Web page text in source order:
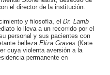
el director de la institución.
y filosofía, el Dr. Lamb
lo lleva a un recorrido por el
personal y sus pacientes con
bellezaEliza Graves (Kate
cuya violenta aversión a la
permanente en